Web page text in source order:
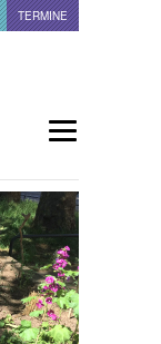
TERMINE